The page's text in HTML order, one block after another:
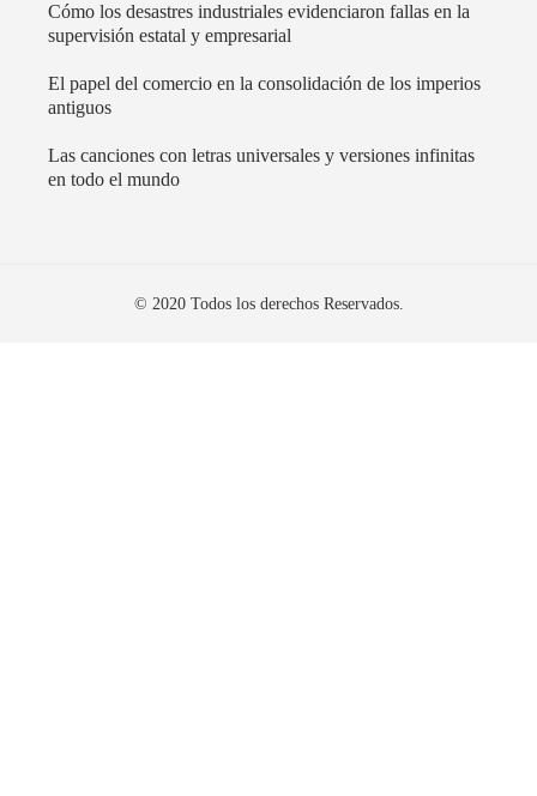
Cómo los desastres industriales evidenciaron fallas en la
supervisión estatal y empresarial
El papel del comercio en la consolidación de los imperios
antiguos
Las canciones con letras universales y versiones infinitas
en todo el mundo
© 2020 Todos los derechos Reservados.